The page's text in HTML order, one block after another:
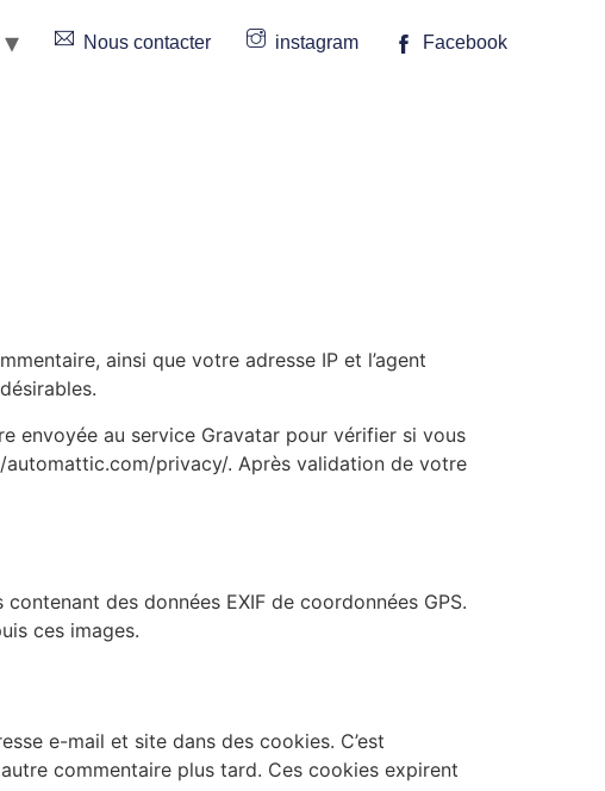
Nous contacter instagram Facebook
ainsi que votre adresse IP et l’agent
envoyée au service Gravatar pour vérifier si vous
privacy/. Après validation de votre
des données EXIF de coordonnées GPS.
ces images.
e-mail et site dans des cookies. C’est
commentaire plus tard. Ces cookies expirent